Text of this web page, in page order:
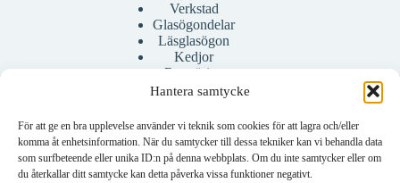
Hantera samtycke
För att ge en bra upplevelse använder vi teknik som cookies för att lagra och/eller
komma åt enhetsinformation. När du samtycker till dessa tekniker kan vi behandla data
som surfbeteende eller unika ID:n på denna webbplats. Om du inte samtycker eller om
du återkallar ditt samtycke kan detta påverka vissa funktioner negativt.
Verkstad
Glasögondelar
Läsglasögon
Kedjor
Rengöring
Bågar
Konto